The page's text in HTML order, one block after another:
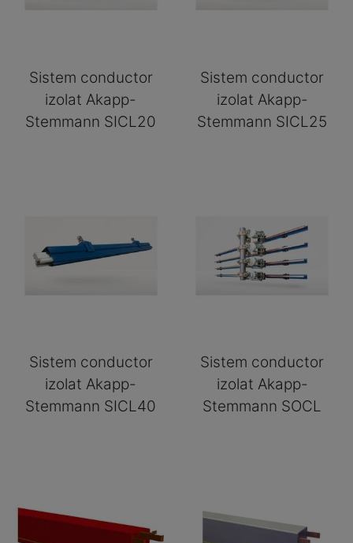
Sistem conductor
izolat Akapp-
Stemmann SICL20
Sistem conductor
izolat Akapp-
Stemmann SICL25
Sistem conductor
izolat Akapp-
Stemmann SICL40
Sistem conductor
izolat Akapp-
Stemmann SOCL